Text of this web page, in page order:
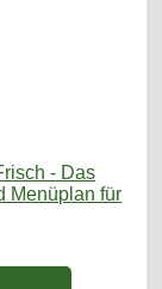
- Das
Menüplan für